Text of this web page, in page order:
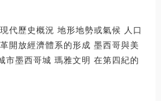
代歷史概況 地形地勢或氣候 人口
開放經濟體系的形成 墨西哥與美
市墨西哥城 瑪雅文明 在第四紀的